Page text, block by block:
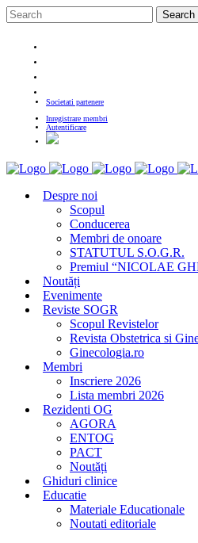
Societati partenere
Inregistrare membri
Autentificare
Despre noi
Scopul
Conducerea
Membri de onoare
STATUTUL S.O.G.R.
Premiul “NICOLAE
Noutăți
Evenimente
Reviste SOGR
Scopul Revistelor
Revista Obstetrica si
Ginecologia.ro
Membri
Inscriere 2026
Lista membri 2026
Rezidenti OG
AGORA
ENTOG
PACT
Noutăți
Ghiduri clinice
Educatie
Materiale Educationale
Noutati editoriale